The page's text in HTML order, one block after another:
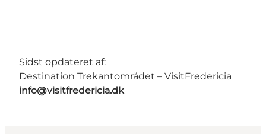
Sidst opdateret af:
Destination Trekantområdet – VisitFredericia
info@visitfredericia.dk